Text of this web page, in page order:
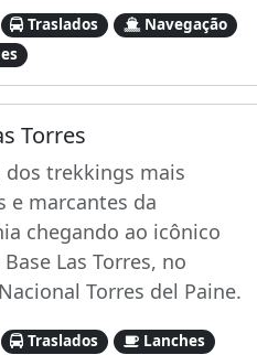
Traslados
Navegação
Torres
dos trekkings mais
e marcantes da
chegando ao icônico
Las Torres, no
Torres del Paine.
Traslados Lanches